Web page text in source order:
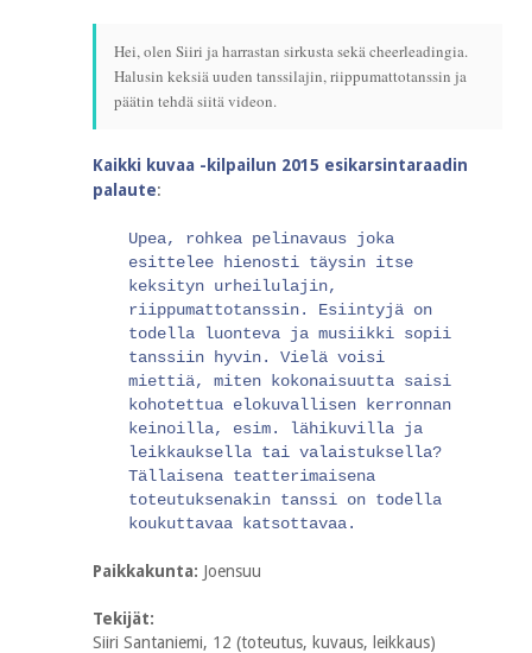
Hei, olen Siiri ja harrastan sirkusta sekä cheerleadingia.
Halusin keksiä uuden tanssilajin, riippumattotanssin ja
päätin tehdä siitä videon.
Kaikki kuvaa -kilpailun 2015 esikarsintaraadin
palaute:
Upea, rohkea pelinavaus joka
esittelee hienosti täysin itse
keksityn urheilulajin,
riippumattotanssin. Esiintyjä on
todella luonteva ja musiikki sopii
tanssiin hyvin. Vielä voisi
miettiä, miten kokonaisuutta saisi
kohotettua elokuvallisen kerronnan
keinoilla, esim. lähikuvilla ja
leikkauksella tai valaistuksella?
Tällaisena teatterimaisena
toteutuksenakin tanssi on todella
koukuttavaa katsottavaa.
Paikkakunta: Joensuu
Tekijät:
Siiri Santaniemi, 12 (toteutus, kuvaus, leikkaus)